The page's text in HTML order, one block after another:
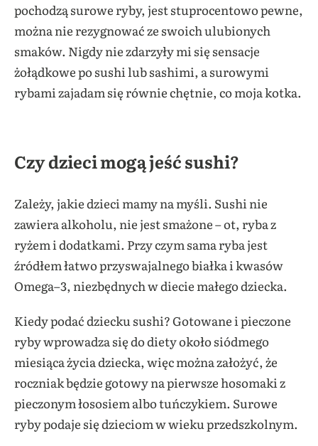
pochodzą surowe ryby, jest stuprocentowo pewne,
można nie rezygnować ze swoich ulubionych
smaków. Nigdy nie zdarzyły mi się sensacje
żołądkowe po sushi lub sashimi, a surowymi
rybami zajadam się równie chętnie, co moja kotka.
Czy dzieci mogą jeść sushi?
Zależy, jakie dzieci mamy na myśli. Sushi nie
zawiera alkoholu, nie jest smażone – ot, ryba z
ryżem i dodatkami. Przy czym sama ryba jest
źródłem łatwo przyswajalnego białka i kwasów
Omega–3, niezbędnych w diecie małego dziecka.
Kiedy podać dziecku sushi? Gotowane i pieczone
ryby wprowadza się do diety około siódmego
miesiąca życia dziecka, więc można założyć, że
roczniak będzie gotowy na pierwsze hosomaki z
pieczonym łososiem albo tuńczykiem. Surowe
ryby podaje się dzieciom w wieku przedszkolnym.